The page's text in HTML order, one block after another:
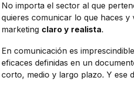
No importa el sector al que
quieres comunicar lo que haces
marketing claro y realista.
En comunicación es imprescindible
eficaces definidas en un
corto, medio y largo plazo. Y ese